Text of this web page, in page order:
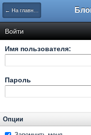
← На главную
Войти
Имя пользователя:
Пароль
Опции